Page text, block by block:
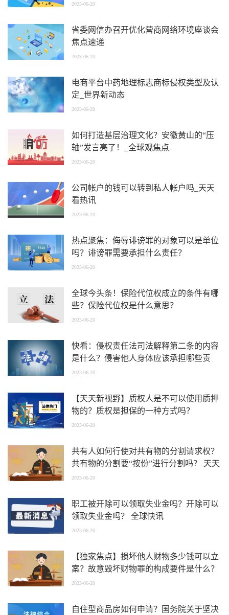
2023-06-20
省委网信办召开优化营商网络环境座谈会
焦点速递
2023-06-20
电商平台中药地理标志商标侵权类型及认
定_世界新动态
2023-06-20
如何打造基层治理文化？安徽黄山的“压
轴”发言亮了！_全球观焦点
2023-06-20
公司帐户的钱可以转到私人帐户吗_天天
看热讯
2023-06-20
热点聚焦：侮辱诽谤罪的对象可以是单位
吗？诽谤罪需要承担什么责任？
2023-06-20
全球今头条！保险代位权成立的条件有哪
些？保险代位权是什么意思？
2023-06-20
快看：侵权责任法司法解释第二条的内容
是什么？侵害他人身体应该承担哪些责
任？
2023-06-20
【天天新视野】质权人是不可以使用质押
物的？质权是担保的一种方式吗？
2023-06-20
共有人如何行使对共有物的分割请求权？
共有物的分割要“按份”进行分割吗？ 天天
百事通
2023-06-20
职工被开除可以领取失业金吗？开除可以
领取失业金吗？ 全球快讯
2023-06-20
【独家焦点】损坏他人财物多少钱可以立
案？故意毁坏财物罪的构成要件是什么？
2023-06-20
自住型商品房如何申请？国务院关于坚决